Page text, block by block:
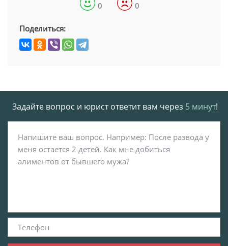
0 0
Поделиться:
Задайте вопрос и юрист ответит вам через 5 минут!